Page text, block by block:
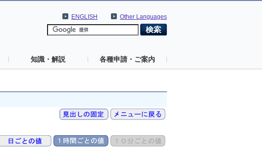
Other Languages
ENGLISH
知識・解説 各種申請・ご案内